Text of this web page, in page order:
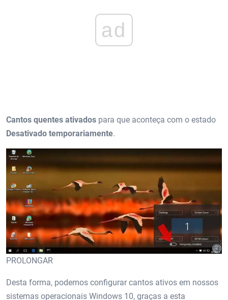
ad
Cantos quentes ativados para que aconteça com o estado
Desativado temporariamente.
PROLONGAR
Desta forma, podemos configurar cantos ativos em nossos
sistemas operacionais Windows 10, graças a esta